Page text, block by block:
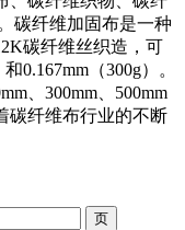
碳纤维加固布是一种
碳纤维丝织造，可
0.167mm（300g）。
、300mm、500mm
碳纤维布行业的不断